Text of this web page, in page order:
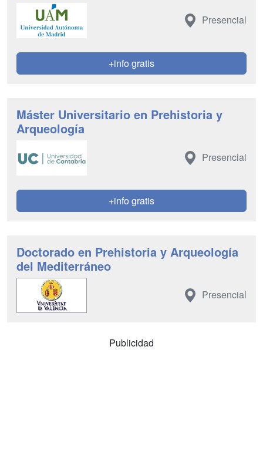
Presencial
+info gratis
Máster Universitario en Prehistoria y
Arqueología
Presencial
+info gratis
Doctorado en Prehistoria y Arqueología
del Mediterráneo
Presencial
Publicidad